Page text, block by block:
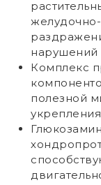
нарушений
Комплекс
полезной